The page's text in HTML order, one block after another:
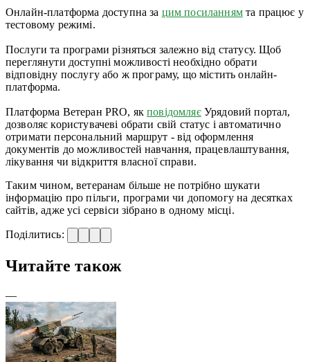
Онлайн-платформа доступна за цим посиланнямта працює у
тестовому режимі.
Послуги та програми різняться залежно від статусу. Щоб
переглянути доступні можливості необхідно обрати
відповідну послугу або ж програму, що містить онлайн-
платформа.
Платформа Ветеран PRO, якповідомляєУрядовий портал,
дозволяє користувачеві обрати свій статус і автоматично
отримати персональний маршрут - від оформлення
документів до можливостей навчання, працевлаштування,
лікування чи відкриття власної справи.
Таким чином, ветеранам більше не потрібно шукати
інформацію про пільги, програми чи допомогу на десятках
сайтів, адже усі сервіси зібрано в одному місці.
Поділитись:
Читайте також
—